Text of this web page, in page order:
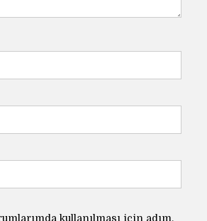
kullanılması için adım,